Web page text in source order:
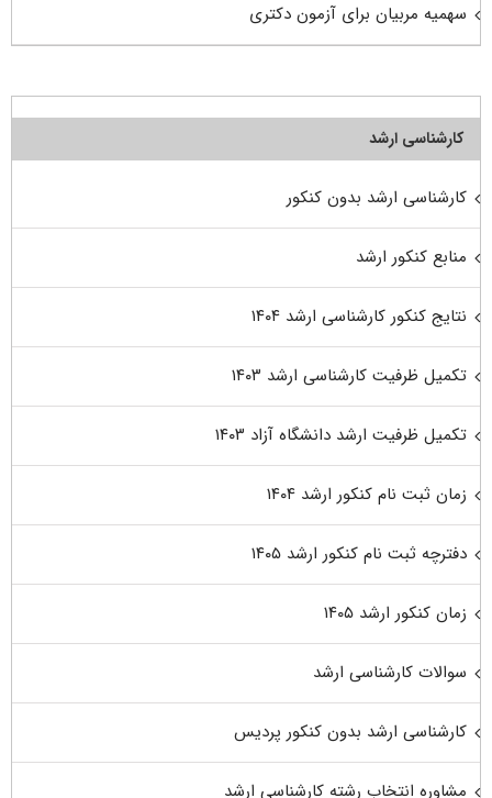
سهمیه مربیان برای آزمون دکتری
کارشناسی ارشد
کارشناسی ارشد بدون کنکور
منابع کنکور ارشد
نتایج کنکور کارشناسی ارشد ۱۴۰۴
تکمیل ظرفیت کارشناسی ارشد ۱۴۰۳
تکمیل ظرفیت ارشد دانشگاه آزاد ۱۴۰۳
زمان ثبت نام کنکور ارشد ۱۴۰۴
دفترچه ثبت نام کنکور ارشد ۱۴۰۵
زمان کنکور ارشد ۱۴۰۵
سوالات کارشناسی ارشد
کارشناسی ارشد بدون کنکور پردیس
مشاوره انتخاب رشته کارشناسی ارشد